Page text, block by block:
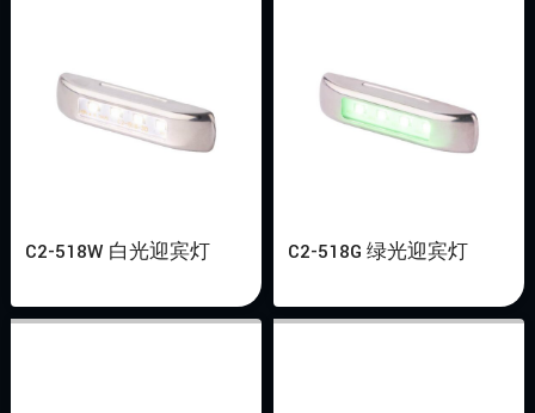
C2-518W 白光迎宾灯 C2-518G 绿光迎宾灯